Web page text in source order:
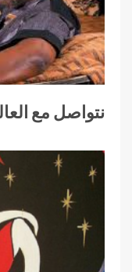
نتواصل مع